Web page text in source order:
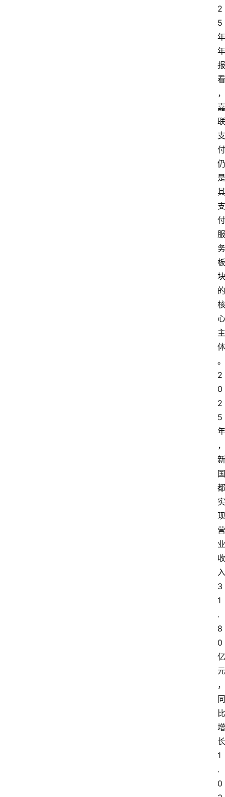
2
5
年
年
报
看
，
嘉
联
支
付
仍
是
其
支
付
服
务
板
块
的
核
心
主
体
。
2
0
2
5
年
，
新
国
都
实
现
营
业
收
入
3
1
.
8
0
亿
元
，
同
比
增
长
1
.
0